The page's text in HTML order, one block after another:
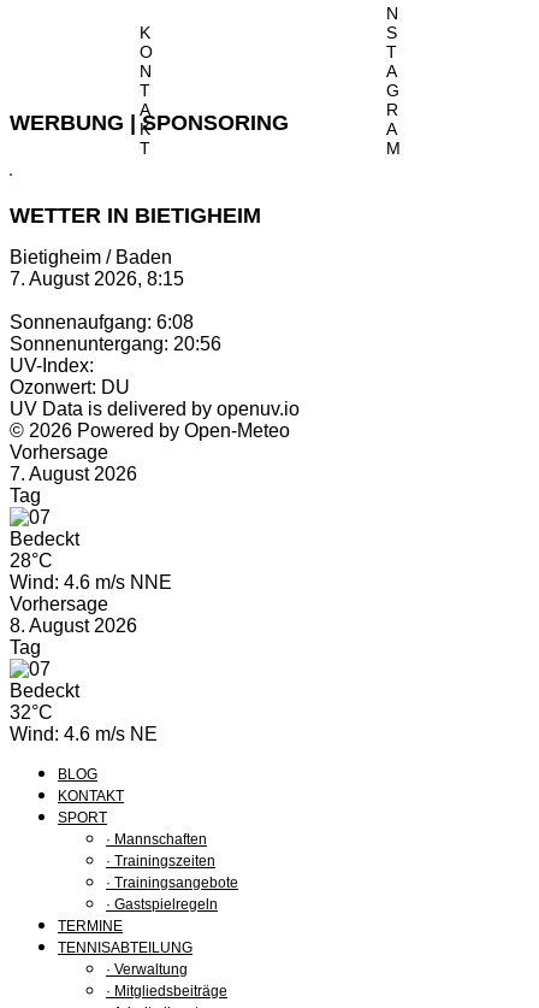
K
O
N
T
A
K
T
N
S
T
A
G
R
A
M
WERBUNG | SPONSORING
WETTER IN BIETIGHEIM
Bietigheim / Baden
7. August 2026, 8:15
Sonnenaufgang: 6:08
Sonnenuntergang: 20:56
UV-Index:
Ozonwert: DU
UV Data is delivered by openuv.io
© 2026 Powered by Open-Meteo
Vorhersage
7. August 2026
Tag
Bedeckt
28°C
Wind: 4.6 m/s NNE
Vorhersage
8. August 2026
Tag
Bedeckt
32°C
Wind: 4.6 m/s NE
BLOG
KONTAKT
SPORT
· Mannschaften
· Trainingszeiten
· Trainingsangebote
· Gastspielregeln
TERMINE
TENNISABTEILUNG
· Verwaltung
· Mitgliedsbeiträge